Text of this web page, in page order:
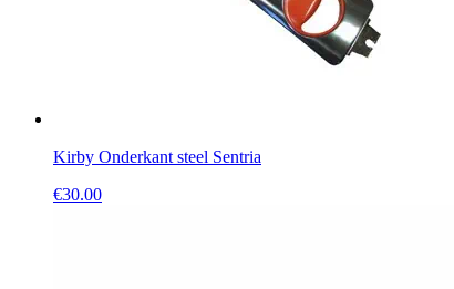
Kirby Onderkant steel Sentria
€30.00